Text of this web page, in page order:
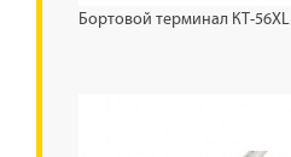
Бортовой терминал КТ-56XL